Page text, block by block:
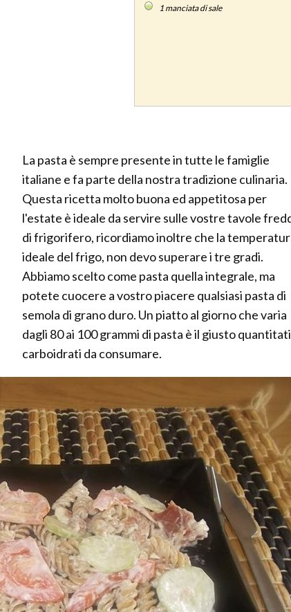
1manciata di sale
La pasta è sempre presente in tutte le famiglie
italiane e fa parte della nostra tradizione culinaria.
Questa ricetta molto buona ed appetitosa per
l'estate è ideale da servire sulle vostre tavole
di frigorifero, ricordiamo inoltre che la
ideale del frigo, non devo superare i tre gradi.
Abbiamo scelto come pasta quella integrale, ma
potete cuocere a vostro piacere qualsiasi pasta di
semola di grano duro. Un piatto al giorno che varia
dagli 80 ai 100 grammi di pasta è il giusto
carboidrati da consumare.